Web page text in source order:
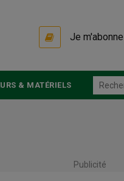
Je m'abonne
& MATÉRIELS
Publicité